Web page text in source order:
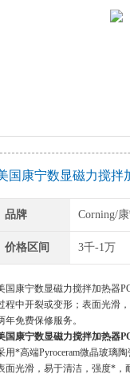
国康宁数显磁力搅拌
品牌 Corning/
价格区间 3千-1万
国康宁数显磁力搅拌加热器
程中开裂或变形；表面光滑
年免费保修服务。
国康宁数显磁力搅拌加热器
用*高端Pyroceram微晶玻璃
面光滑，易于清洁，强度*，